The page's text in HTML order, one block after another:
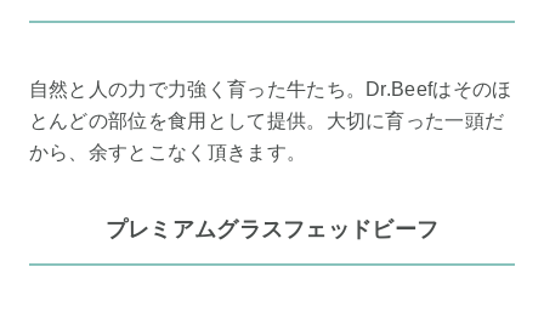
自然と人の力で力強く育った牛たち。Dr.Beefはそのほ
とんどの部位を食用として提供。大切に育った一頭だ
から、余すとこなく頂きます。
プレミアムグラスフェッドビーフ